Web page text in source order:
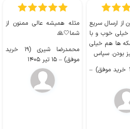
از ارسال سریع
خوب و با
ها هم خیلی
بودن. سپاس
–
مثله همیشه عالی ممنون از
شما🤍🙏
محمدرضا شیری (۱۹ خرید
موفق) – ۱۵ تیر ۱۴۰۵